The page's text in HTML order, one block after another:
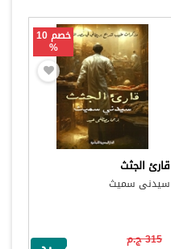
خصم 10
%
قارئ الجثث
سيدنى سميث
315 ج.م